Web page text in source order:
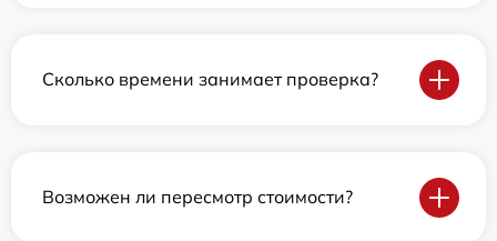
Сколько времени занимает проверка?
Возможен ли пересмотр стоимости?